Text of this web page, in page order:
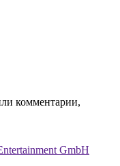
комментарии,